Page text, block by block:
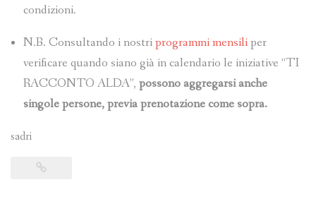
condizioni.
N.B. Consultando i nostriprogrammi mensiliper
verificare quando siano già in calendario le iniziative “TI
RACCONTO ALDA”, possono aggregarsi anche
singole persone, previa prenotazione come sopra.
sadri